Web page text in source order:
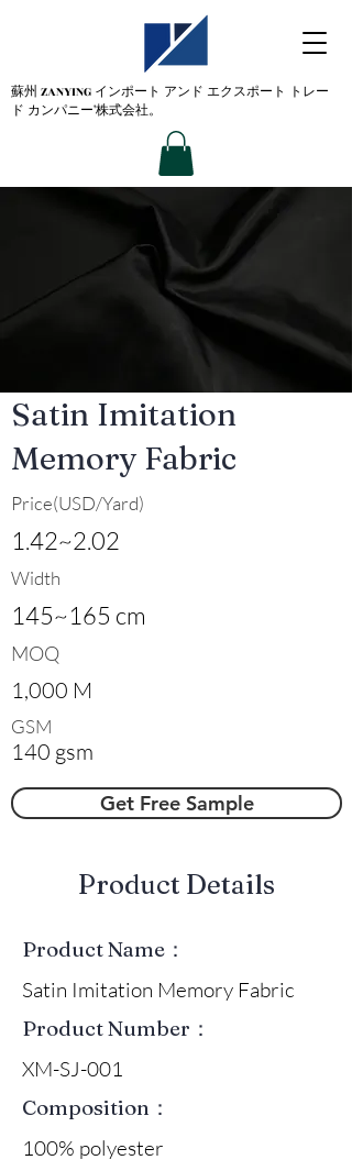
蘇州 ZANYING インポート アンド エクスポート トレー
ド カンパニー'株式会社。
Satin Imitation
Memory Fabric
Price(USD/Yard)
1.42~2.02
Width
145~165 cm
MOQ
1,000 M
GSM
140 gsm
Get Free Sample
​Product Details
Product Name：
Satin Imitation Memory Fabric
Product Number：
XM-SJ-001
Composition：
100% polyester